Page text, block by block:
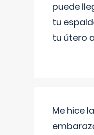
puede
tu
tu útero
Me hice